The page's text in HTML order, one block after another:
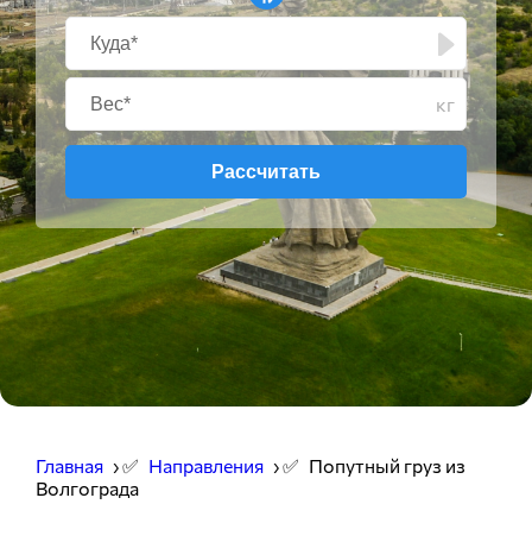
кг
Рассчитать
Главная › ✅ Направления › ✅ Попутный груз из
Волгограда